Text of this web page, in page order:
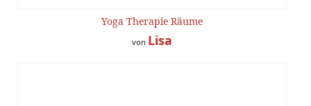
Yoga Therapie Räume
von Lisa